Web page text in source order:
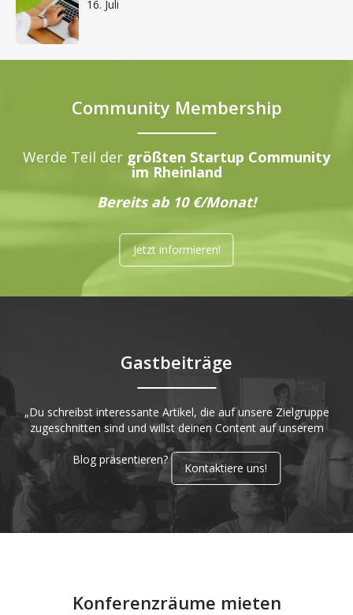
16. Juli
Community Membership
Werde Teil der größten Startup Community
im Rheinland
Bereits ab 10 €/Monat!
Jetzt informieren!
Gastbeiträge
„Du schreibst interessante Artikel, die auf unsere Zielgruppe
zugeschnitten sind und willst deinen Content auf unserem
Blog präsentieren?
Kontaktiere uns!
Konferenzräume mieten